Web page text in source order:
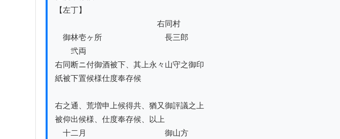
【左丁】
右同村
御林壱ヶ所　　　　　　　　長三郎
弐両
右同断ニ付御酒被下、其上永々山守之御印
紙被下置候様仕度奉存候
右之通、荒増申上候得共、猶又御評議之上
被仰出候様、仕度奉存候、以上
十二月　　　　　　　　　　御山方